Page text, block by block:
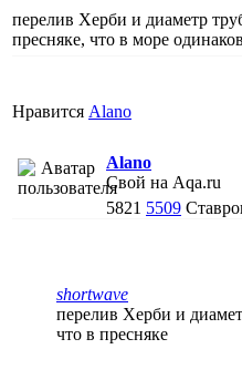
перелив Херби и диаметр
пресняке, что в море
Нравится Alano
Alano
Свой на Aqa.ru
5821 5509
shortwave
перелив Херби и
что в пресняке